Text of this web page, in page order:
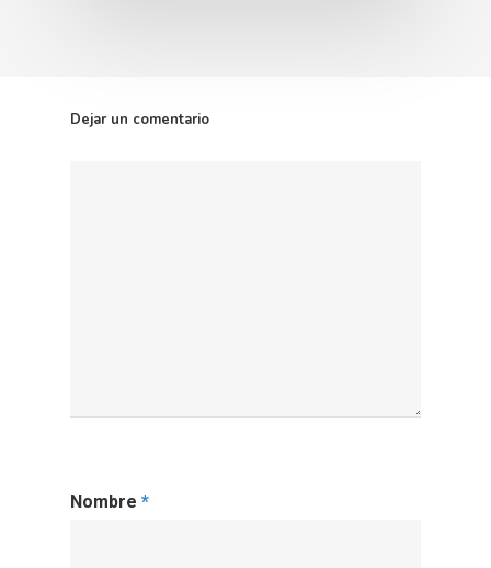
Dejar un comentario
Nombre *